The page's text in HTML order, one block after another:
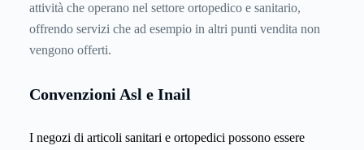
attività che operano nel settore ortopedico e sanitario,
offrendo servizi che ad esempio in altri punti vendita non
vengono offerti.
Convenzioni Asl e Inail
I negozi di articoli sanitari e ortopedici possono essere